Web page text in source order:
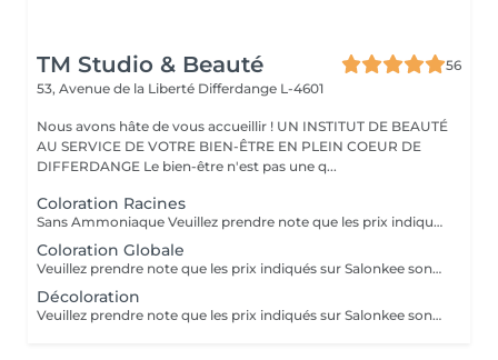
TM Studio & Beauté
56
53, Avenue de la Liberté Differdange L-4601
Nous avons hâte de vous accueillir ! UN INSTITUT DE BEAUTÉ
AU SERVICE DE VOTRE BIEN-ÊTRE EN PLEIN COEUR DE
DIFFERDANGE Le bien-être n'est pas une q...
Coloration Racines
Sans Ammoniaque Veuillez prendre note que les prix indiqués sur Salonkee sont communiqués à titre informatif et s'entendent de base. Ces derniers sont susceptibles de varier selon le diagnostic réalisé à votre arrivée au salon et l'expertise du professionnel à qui vous confiez votre beauté. Dans tous les cas, un devis précis vous sera proposé et toutes réalisations de prestations seront effectuées avec votre accord. Un grand merci d'avance pour votre compréhension. Au plaisir de vous recevoir très vite.
Coloration Globale
Veuillez prendre note que les prix indiqués sur Salonkee sont communiqués à titre informatif et s'entendent de base. Ces derniers sont susceptibles de varier selon le diagnostic réalisé à votre arrivée au salon et l'expertise du professionnel à qui vous confiez votre beauté. Dans tous les cas, un devis précis vous sera proposé et toutes réalisations de prestations seront effectuées avec votre accord. Un grand merci d'avance pour votre compréhension. Au plaisir de vous recevoir très vite.
Décoloration
Veuillez prendre note que les prix indiqués sur Salonkee sont communiqués à titre informatif et s'entendent de base. Ces derniers sont susceptibles de varier selon le diagnostic réalisé à votre arrivée au salon et l'expertise du professionnel à qui vous confiez votre beauté. Dans tous les cas, un devis précis vous sera proposé et toutes réalisations de prestations seront effectuées avec votre accord. Un grand merci d'avance pour votre compréhension. Au plaisir de vous recevoir très vite.